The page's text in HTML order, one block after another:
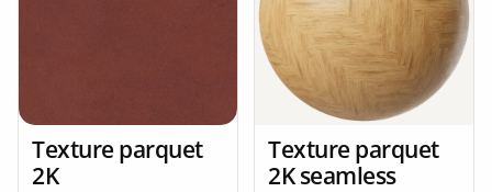
Texture parquet
2K
Texture parquet
2K seamless